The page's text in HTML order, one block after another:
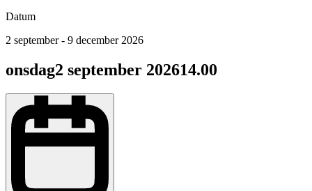
Datum
2 september - 9 december 2026
onsdag2 september 202614.00